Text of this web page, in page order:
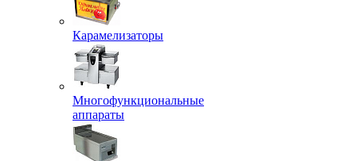
Карамелизаторы
Многофункциональные
аппараты